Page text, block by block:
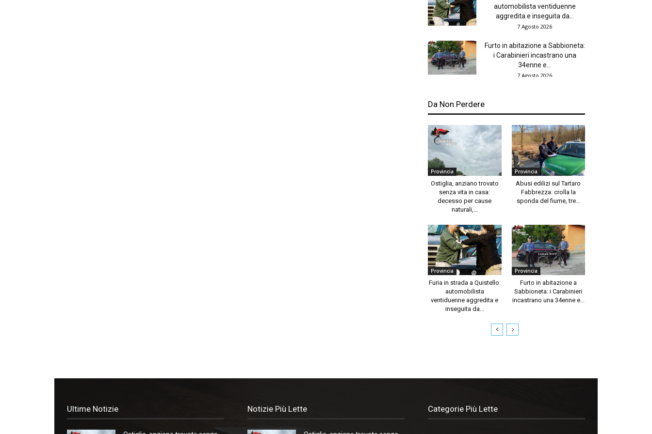
automobilista ventiduenne
aggredita e inseguita da...
7 Agosto 2026
Furto in abitazione a Sabbioneta:
i Carabinieri incastrano una
34enne e...
7 Agosto 2026
Da Non Perdere
Provincia
Ostiglia, anziano trovato
senza vita in casa:
decesso per cause
naturali,...
Provincia
Abusi edilizi sul Tartaro
Fabbrezza: crolla la
sponda del fiume, tre...
Provincia
Furia in strada a Quistello:
automobilista
ventiduenne aggredita e
inseguita da...
Provincia
Furto in abitazione a
Sabbioneta: i Carabinieri
incastrano una 34enne e...
Ultime Notizie Notizie Più Lette Categorie Più Lette